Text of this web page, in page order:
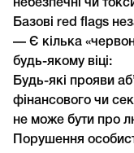
небезпечні чи
Базові red flags
— Є кілька
будь-якому віці:
Будь-які прояви
фінансового чи
не може бути про
Порушення